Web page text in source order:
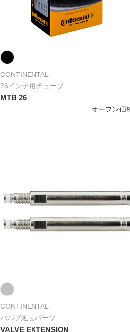
CONTINENTAL
26インチ用チューブ
MTB 26
オープン価
CONTINENTAL
バルブ延長パーツ
VALVE EXTENSION